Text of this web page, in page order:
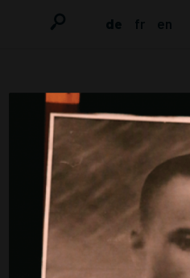
de fr en
KONTAKT
Initiative in Gedenken
Condé
c/o Flüchtlingsrat
St.-Jürgen-Str. 102
28203 Bremen
Kontakt: